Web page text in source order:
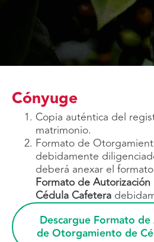
Cónyuge
Copia auténtica del
matrimonio.
Formato de
debidamente
deberá anexar el formato
Formato de
Cédula Cafetera
Descargue Formato
de Otorgamiento de